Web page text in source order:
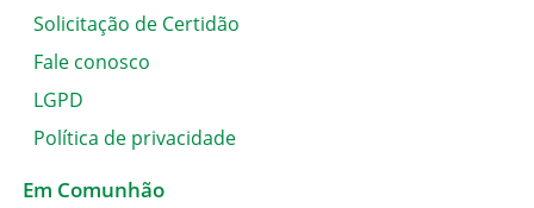
Solicitação de Certidão
Fale conosco
LGPD
Política de privacidade
Em Comunhão